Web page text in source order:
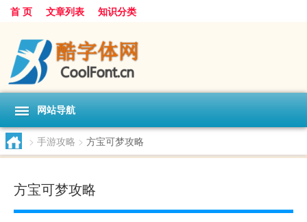
首 页 文章列表 知识分类
网站导航
> 手游攻略 > 方宝可梦攻略
方宝可梦攻略